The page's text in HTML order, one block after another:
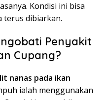
Kondisi ini bisa
terus dibiarkan.
Penyakit
Cupang?
nanas pada ikan
ialah menggunakan